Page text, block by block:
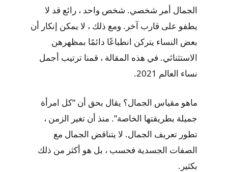
الجمال أمر شخصي. شخص واحد ، رائع قد لا
يطفو على قارب آخر. ومع ذلك ، لا يمكن إنكار أن
بعض النساء يتركن انطباعًا دائمًا بمظهرهن
الاستثنائي. في هذه المقالة ، قمنا ترتيب أجمل
نساء العالم 2021.
ماهو مقياس الجمال؟ يقال بحق أن “كل امرأة
جميلة بطريقتها الخاصة”. منذ أن تغير الزمن ،
تطور تعريف الجمال. لا يتناقض الجمال مع
الصفات الجسدية فحسب ، بل هو أكثر من ذلك
بكثير.